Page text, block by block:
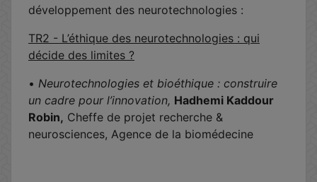
développement des neurotechnologies :
TR2 - L’éthique des neurotechnologies : qui
décide des limites ?
• Neurotechnologies et bioéthique : construire
un cadre pour l’innovation, Hadhemi Kaddour
Robin, Cheffe de projet recherche &
neurosciences, Agence de la biomédecine